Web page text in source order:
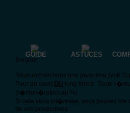
GUIDE ASTUCES
Bonjour,
Nous recherchons une personne (voir
Pour du court OU long terme. Toute
(r�mun�ration au %)
Si cela vous int�resse, vous pouvez
de vos productions